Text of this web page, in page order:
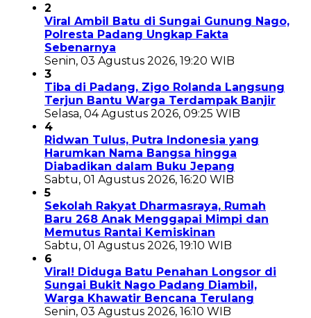
2
Viral Ambil Batu di Sungai Gunung Nago,
Polresta Padang Ungkap Fakta
Sebenarnya
Senin, 03 Agustus 2026, 19:20 WIB
3
Tiba di Padang, Zigo Rolanda Langsung
Terjun Bantu Warga Terdampak Banjir
Selasa, 04 Agustus 2026, 09:25 WIB
4
Ridwan Tulus, Putra Indonesia yang
Harumkan Nama Bangsa hingga
Diabadikan dalam Buku Jepang
Sabtu, 01 Agustus 2026, 16:20 WIB
5
Sekolah Rakyat Dharmasraya, Rumah
Baru 268 Anak Menggapai Mimpi dan
Memutus Rantai Kemiskinan
Sabtu, 01 Agustus 2026, 19:10 WIB
6
Viral! Diduga Batu Penahan Longsor di
Sungai Bukit Nago Padang Diambil,
Warga Khawatir Bencana Terulang
Senin, 03 Agustus 2026, 16:10 WIB